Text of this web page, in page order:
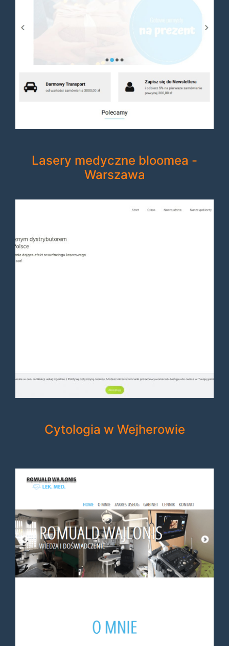
Lasery medyczne bloomea -
Warszawa
Cytologia w Wejherowie